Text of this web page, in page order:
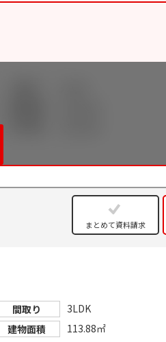
まとめて資料請求
間取り
3LDK
建物面積
113.88㎡